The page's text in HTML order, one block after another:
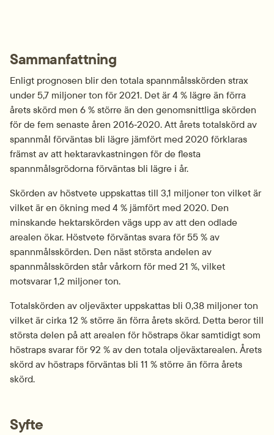
Sammanfattning
Enligt prognosen blir den totala spannmålsskörden strax
under 5,7 miljoner ton för 2021. Det är 4 % lägre än förra
årets skörd men 6 % större än den genomsnittliga skörden
för de fem senaste åren 2016‑2020. Att årets totalskörd av
spannmål förväntas bli lägre jämfört med 2020 förklaras
främst av att hektaravkastningen för de flesta
spannmålsgrödorna förväntas bli lägre i år.
Skörden av höstvete uppskattas till 3,1 miljoner ton vilket är
vilket är en ökning med 4 % jämfört med 2020. Den
minskande hektarskörden vägs upp av att den odlade
arealen ökar. Höstvete förväntas svara för 55 % av
spannmålsskörden. Den näst största andelen av
spannmålsskörden står vårkorn för med 21 %, vilket
motsvarar 1,2 miljoner ton.
Totalskörden av oljeväxter uppskattas bli 0,38 miljoner ton
vilket är cirka 12 % större än förra årets skörd. Detta beror till
största delen på att arealen för höstraps ökar samtidigt som
höstraps svarar för 92 % av den totala oljeväxtarealen. Årets
skörd av höstraps förväntas bli 11 % större än förra årets
skörd.
Syfte